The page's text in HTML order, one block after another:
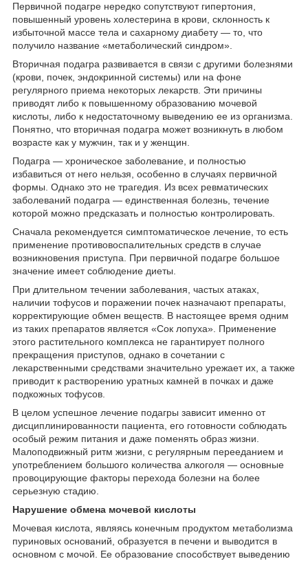
Первичной подагре нередко сопутствуют гипертония,
повышенный уровень холестерина в крови, склонность к
избыточной массе тела и сахарному диабету — то, что
получило название «метаболический синдром».
Вторичная подагра развивается в связи с другими болезнями
(крови, почек, эндокринной системы) или на фоне
регулярного приема некоторых лекарств. Эти причины
приводят либо к повышенному образованию мочевой
кислоты, либо к недостаточному выведению ее из организма.
Понятно, что вторичная подагра может возникнуть в любом
возрасте как у мужчин, так и у женщин.
Подагра — хроническое заболевание, и полностью
избавиться от него нельзя, особенно в случаях первичной
формы. Однако это не трагедия. Из всех ревматических
заболеваний подагра — единственная болезнь, течение
которой можно предсказать и полностью контролировать.
Сначала рекомендуется симптоматическое лечение, то есть
применение противовоспалительных средств в случае
возникновения приступа. При первичной подагре большое
значение имеет соблюдение диеты.
При длительном течении заболевания, частых атаках,
наличии тофусов и поражении почек назначают препараты,
корректирующие обмен веществ. В настоящее время одним
из таких препаратов является «Сок лопуха». Применение
этого растительного комплекса не гарантирует полного
прекращения приступов, однако в сочетании с
лекарственными средствами значительно урежает их, а также
приводит к растворению уратных камней в почках и даже
подкожных тофусов.
В целом успешное лечение подагры зависит именно от
дисциплинированности пациента, его готовности соблюдать
особый режим питания и даже поменять образ жизни.
Малоподвижный ритм жизни, с регулярным перееданием и
употреблением большого количества алкоголя — основные
провоцирующие факторы перехода болезни на более
серьезную стадию.
Нарушение обмена мочевой кислоты
Мочевая кислота, являясь конечным продуктом метаболизма
пуриновых оснований, образуется в печени и выводится в
основном с мочой. Ее образование способствует выведению